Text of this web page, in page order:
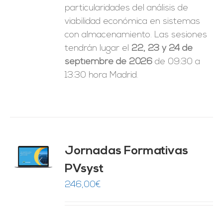
particularidades del análisis de
viabilidad económica en sistemas
con almacenamiento. Las sesiones
tendrán lugar el 22, 23 y 24 de
septiembre de 2026 de 09:30 a
13:30 hora Madrid.
Jornadas Formativas
PVsyst
246,00€